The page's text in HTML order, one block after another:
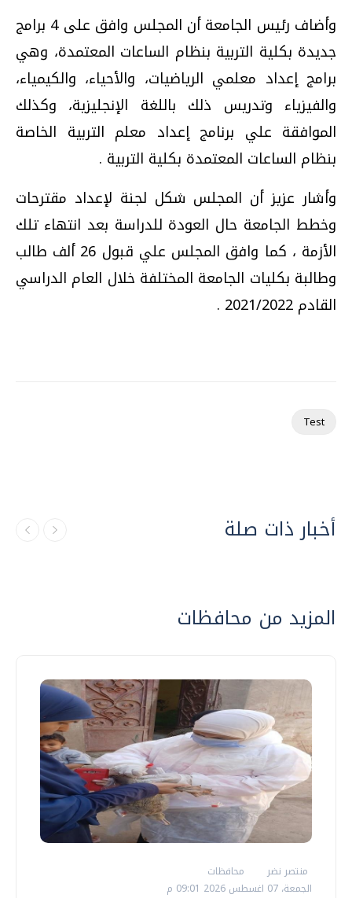
وأضاف رئيس الجامعة أن المجلس وافق على 4 برامج
جديدة بكلية التربية بنظام الساعات المعتمدة، وهي
برامج إعداد معلمي الرياضيات، والأحياء، والكيمياء،
والفيزياء وتدريس ذلك باللغة الإنجليزية، وكذلك
الموافقة علي برنامج إعداد معلم التربية الخاصة
بنظام الساعات المعتمدة بكلية التربية .
وأشار عزيز أن المجلس شكل لجنة لإعداد مقترحات
وخطط الجامعة حال العودة للدراسة بعد انتهاء تلك
الأزمة ، كما وافق المجلس علي قبول 26 ألف طالب
وطالبة بكليات الجامعة المختلفة خلال العام الدراسي
القادم 2021/2022 .
Test
أخبار ذات صلة
المزيد من محافظات
منتصر نضر
محافظات
الجمعة، 07 اغسطس 2026 09:01 م